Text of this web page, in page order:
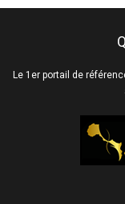
Le 1er portail de